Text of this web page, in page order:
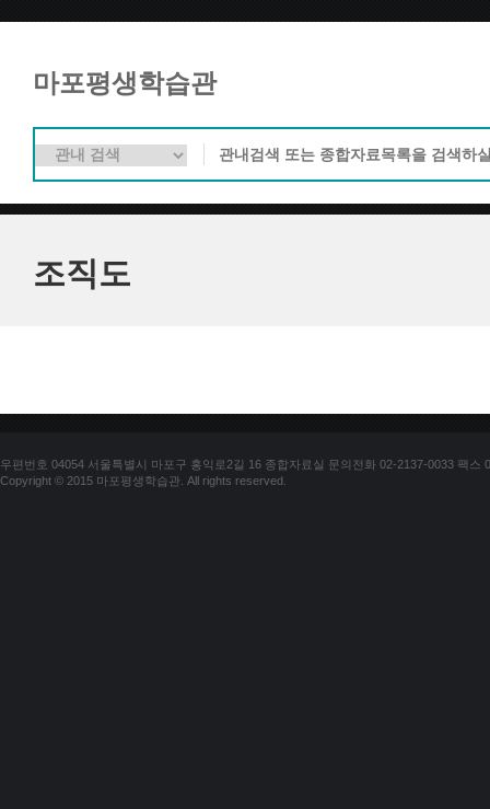
마포평생학습관
조직도
우편번호 04054 서울특별시 마포구 홍익로2길 16 종합자료실 문의전화 02-2137-0033 팩스
Copyright © 2015 마포평생학습관. All rights reserved.